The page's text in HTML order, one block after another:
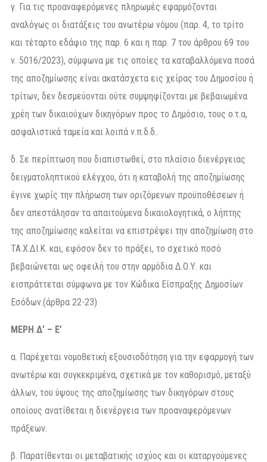
γ. Για τις προαναφερόμενες πληρωμές εφαρμόζονται
αναλόγως οι διατάξεις του ανωτέρω νόμου (παρ. 4, το τρίτο
και τέταρτο εδάφιο της παρ. 6 και η παρ. 7 του άρθρου 69 του
ν. 5016/2023), σύμφωνα με τις οποίες τα καταβαλλόμενα ποσά
της αποζημίωσης είναι ακατάσχετα εις χείρας του Δημοσίου ή
τρίτων, δεν δεσμεύονται ούτε συμψηφίζονται με βεβαιωμένα
χρέη των δικαιούχων δικηγόρων προς το Δημόσιο, τους ο.τ.α,
ασφαλιστικά ταμεία και λοιπά ν.π.δ.δ..
δ. Σε περίπτωση που διαπιστωθεί, στο πλαίσιο διενέργειας
δειγματοληπτικού ελέγχου, ότι η καταβολή της αποζημίωσης
έγινε χωρίς την πλήρωση των οριζόμενων προϋποθέσεων ή
δεν απεστάλησαν τα απαιτούμενα δικαιολογητικά, ο λήπτης
της αποζημίωσης καλείται να επιστρέψει την αποζημίωση στο
ΤΑ.Χ.ΔΙ.Κ. και, εφόσον δεν το πράξει, το σχετικό ποσό
βεβαιώνεται ως οφειλή του στην αρμόδια Δ.Ο.Υ. και
εισπράττεται σύμφωνα με τον Κώδικα Είσπραξης Δημοσίων
Εσόδων.(άρθρα 22-23)
ΜΕΡΗ Δ’ – Ε’
α. Παρέχεται νομοθετική εξουσιοδότηση για την εφαρμογή των
ανωτέρω και συγκεκριμένα, σχετικά με τον καθορισμό, μεταξύ
άλλων, του ύψους της αποζημίωσης των δικηγόρων στους
οποίους ανατίθεται η διενέργεια των προαναφερόμενων
πράξεων.
β. Παρατίθενται οι μεταβατικής ισχύος και οι καταργούμενες